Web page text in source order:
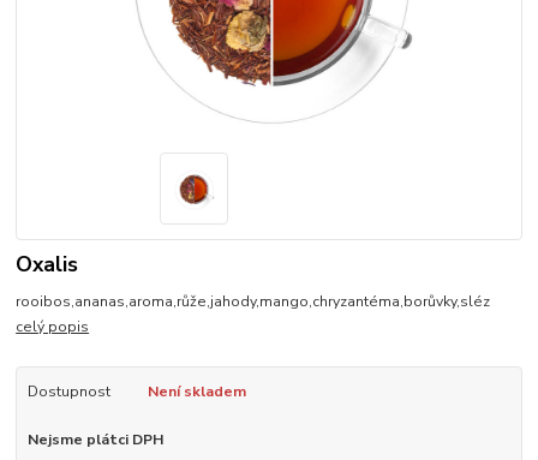
Oxalis
rooibos,ananas,aroma,růže,jahody,mango,chryzantéma,borůvky,sléz
celý popis
Dostupnost Není skladem
Nejsme plátci DPH